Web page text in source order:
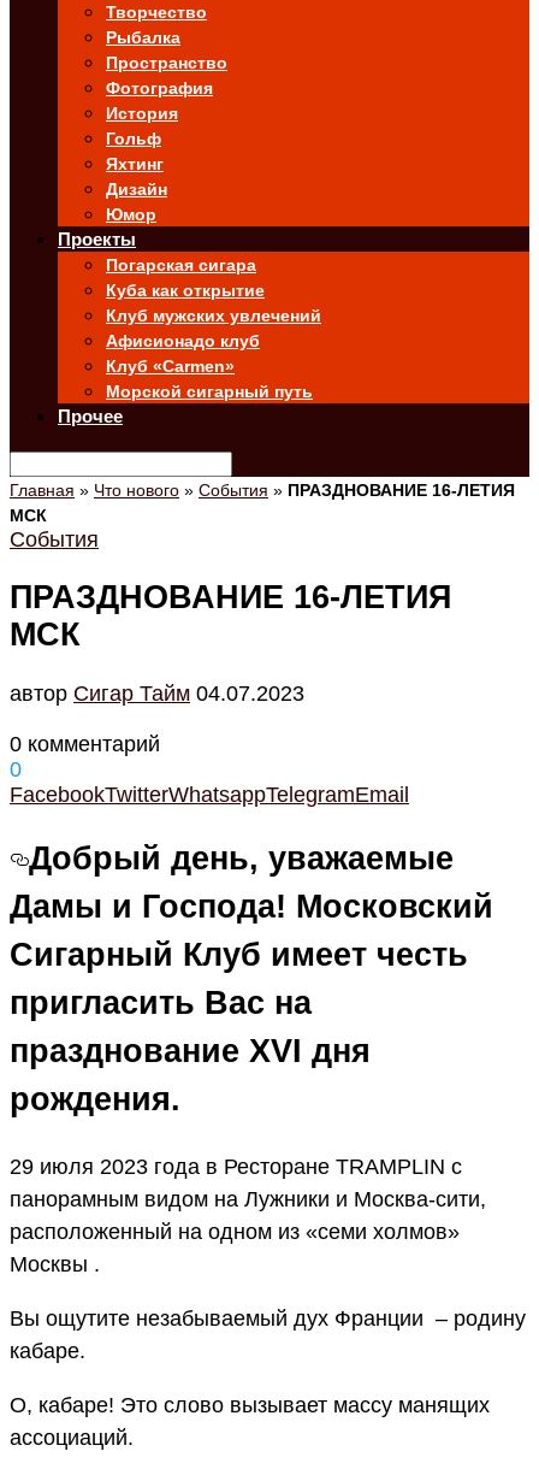
Творчество
Рыбалка
Пространство
Фотография
История
Гольф
Яхтинг
Дизайн
Юмор
Проекты
Погарская сигара
Куба как открытие
Клуб мужских увлечений
Афисионадо клуб
Клуб «Carmen»
Морской сигарный путь
Прочее
Главная » Что нового » События » ПРАЗДНОВАНИЕ 16-ЛЕТИЯ
МСК
События
ПРАЗДНОВАНИЕ 16-ЛЕТИЯ
МСК
автор Cигар Тайм 04.07.2023
0 комментарий
0
FacebookTwitterWhatsappTelegramEmail
Добрый день, уважаемые
Дамы и Господа! Московский
Сигарный Клуб имеет честь
пригласить Вас на
празднование XVI дня
рождения.
29 июля 2023 года в Ресторане TRAMPLIN с
панорамным видом на Лужники и Москва-сити,
расположенный на одном из «семи холмов»
Москвы .
Вы ощутите незабываемый дух Франции – родину
кабаре.
О, кабаре! Это слово вызывает массу манящих
ассоциаций.